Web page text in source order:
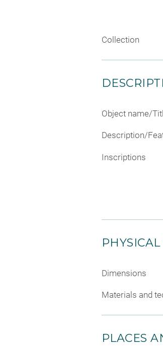
Collection
Object name/
Description/
Inscriptions
Dimensions
Materials and
PLACES